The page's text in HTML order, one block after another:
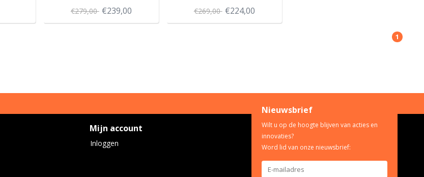
€279,00 €239,00 €269,00 €224,00
1
Mijn account
Inloggen
Nieuwsbrief
Wilt u op de hoogte blijven van acties en
innovaties?
Word lid van onze nieuwsbrief: